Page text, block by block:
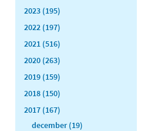
2023 (195)
2022 (197)
2021 (516)
2020 (263)
2019 (159)
2018 (150)
2017 (167)
december (19)